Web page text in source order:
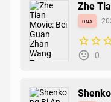
Zhe
Wang
ona
0